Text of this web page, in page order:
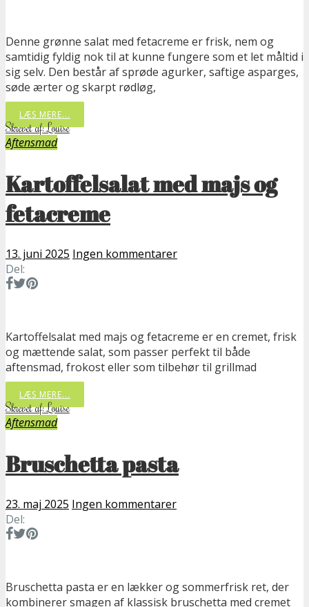
Denne grønne salat med fetacreme er frisk, nem og
samtidig fyldig nok til at kunne fungere som et let måltid i
sig selv. Den består af sprøde agurker, saftige asparges,
søde ærter og skarpt rødløg,
LÆS MERE...
Skrevet af: Louise
Aftensmad
Kartoffelsalat med majs og
fetacreme
13. juni 2025 Ingen kommentarer
Del:
Kartoffelsalat med majs og fetacreme er en cremet, frisk
og mættende salat, som passer perfekt til både
aftensmad, frokost eller som tilbehør til grillmad
LÆS MERE...
Skrevet af: Louise
Aftensmad
Bruschetta pasta
23. maj 2025 Ingen kommentarer
Del:
Bruschetta pasta er en lækker og sommerfrisk ret, der
kombinerer smagen af klassisk bruschetta med cremet